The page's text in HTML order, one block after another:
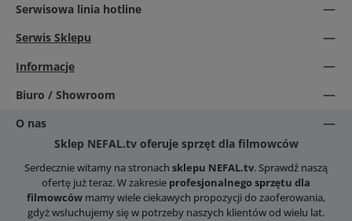
Serwisowa linia hotline
Serwis Sklepu
Informacje
Biuro / Showroom
O nas
Sklep NEFAL.tv oferuje sprzęt dla filmowców
Serdecznie witamy na stronach sklepu NEFAL.tv. Sprawdź naszą
ofertę już teraz. W zakresie profesjonalnego sprzętu dla
filmowców mamy wiele ciekawych propozycji do zaoferowania,
gdyż wsłuchujemy się w potrzeby naszych klientów od wielu lat.